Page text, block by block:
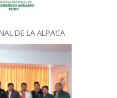
DE LA ALPACA